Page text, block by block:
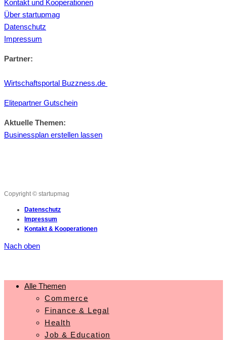
Kontakt und Kooperationen
Über startupmag
Datenschutz
Impressum
Partner:
Wirtschaftsportal Buzzness.de
Elitepartner Gutschein
Aktuelle Themen:
Businessplan erstellen lassen
Copyright © startupmag
Datenschutz
Impressum
Kontakt & Kooperationen
Nach oben
Alle Themen
Commerce
Finance & Legal
Health
Job & Education